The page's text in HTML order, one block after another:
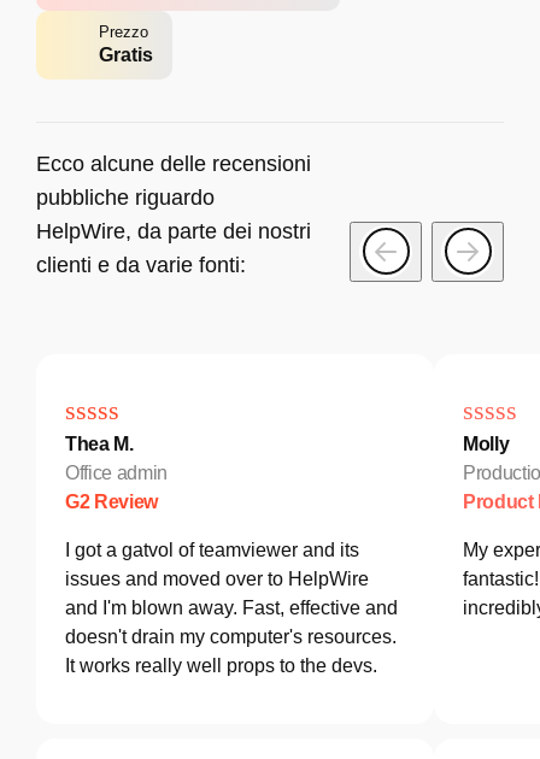
Prezzo
Gratis
Ecco alcune delle recensioni
pubbliche riguardo
HelpWire, da parte dei nostri
clienti e da varie fonti:
Thea M.
Office admin
G2 Review
I got a gatvol of teamviewer and its
issues and moved over to HelpWire
and I'm blown away. Fast, effective and
doesn't drain my computer's resources.
It works really well props to the devs.
Molly
Product
My